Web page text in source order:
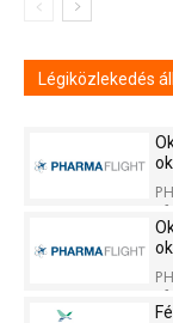
Légiközlekedés
Kft.
Kft.